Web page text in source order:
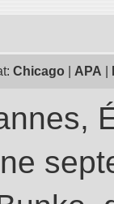
Chicago APA